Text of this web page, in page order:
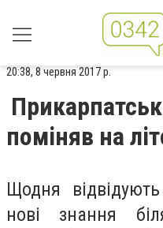
20:38, 8 червня 2017 р.
поміняв на
Щодня
нові знання